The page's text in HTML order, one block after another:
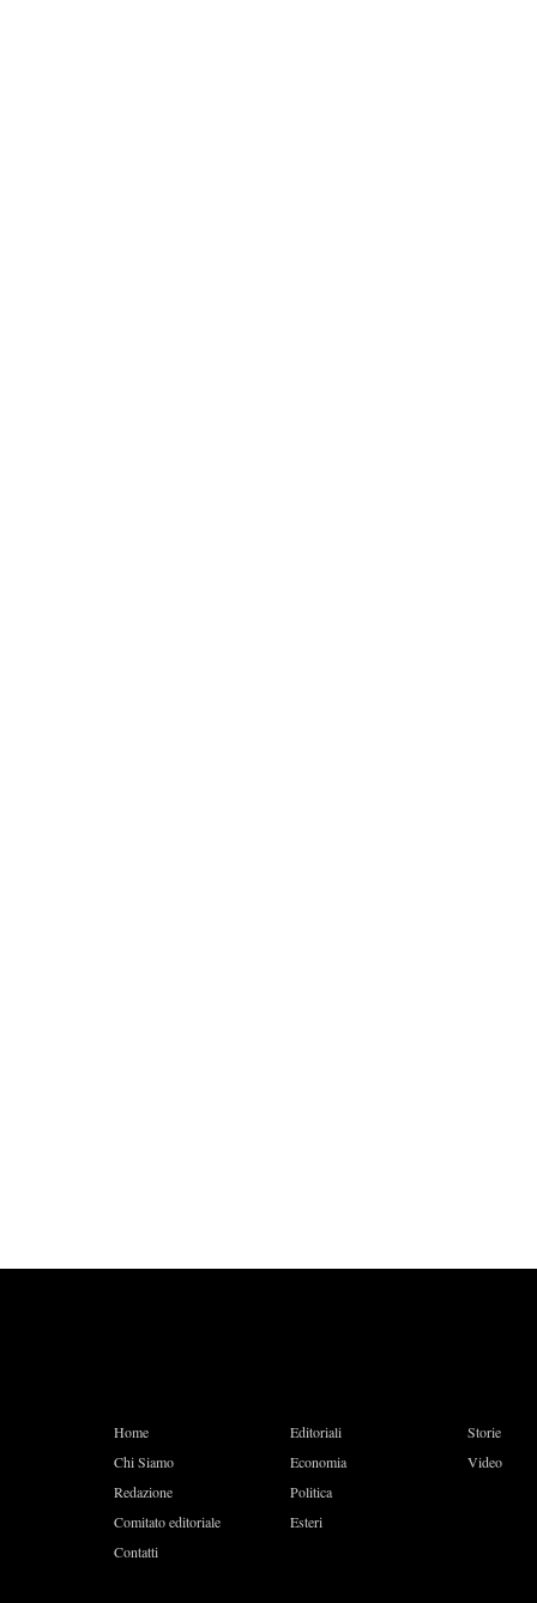
Home
Chi Siamo
Redazione
Comitato editoriale
Contatti
Editoriali
Economia
Politica
Esteri
Storie
Video